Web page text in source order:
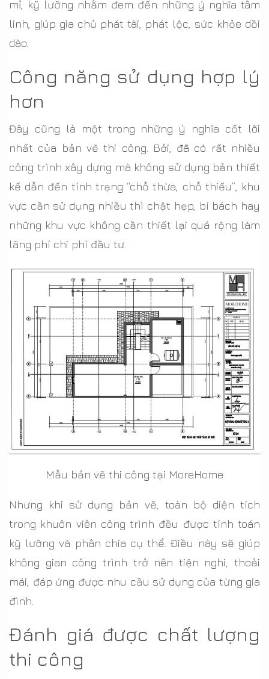
mỉ, kỹ lưỡng nhằm đem đến những ý nghĩa tâm
linh, giúp gia chủ phát tài, phát lộc, sức khỏe dồi
dào.
Công năng sử dụng hợp lý
hơn
Đây cũng là một trong những ý nghĩa cốt lõi
nhất của bản vẽ thi công. Bởi, đã có rất nhiều
công trình xây dựng mà không sử dụng bản thiết
kế dẫn đến tính trạng “chỗ thừa, chỗ thiếu”, khu
vực cần sử dụng nhiều thì chật hẹp, bí bách hay
những khu vực không cần thiết lại quá rộng làm
lãng phí chi phí đầu tư.
Mẫu bản vẽ thi công tại MoreHome
Nhưng khi sử dụng bản vẽ, toàn bộ diện tích
trong khuôn viên công trình đều được tính toán
kỹ lưỡng và phân chia cụ thể. Điều này sẽ giúp
không gian công trình trở nên tiện nghi, thoải
mái, đáp ứng được nhu cầu sử dụng của từng gia
đình.
Đánh giá được chất lượng
thi công